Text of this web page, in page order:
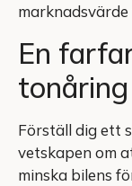
En
tonåring
Förställ dig ett
vetskapen om
minska bilens